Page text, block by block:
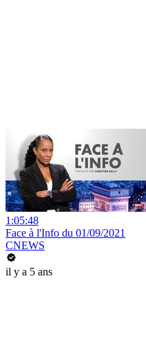
1:05:48
Face à l'Info du 01/09/2021
CNEWS
il y a 5 ans